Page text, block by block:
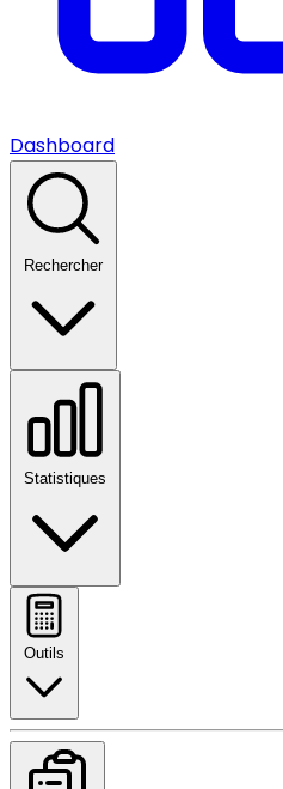
Dashboard
Rechercher
Statistiques
Outils